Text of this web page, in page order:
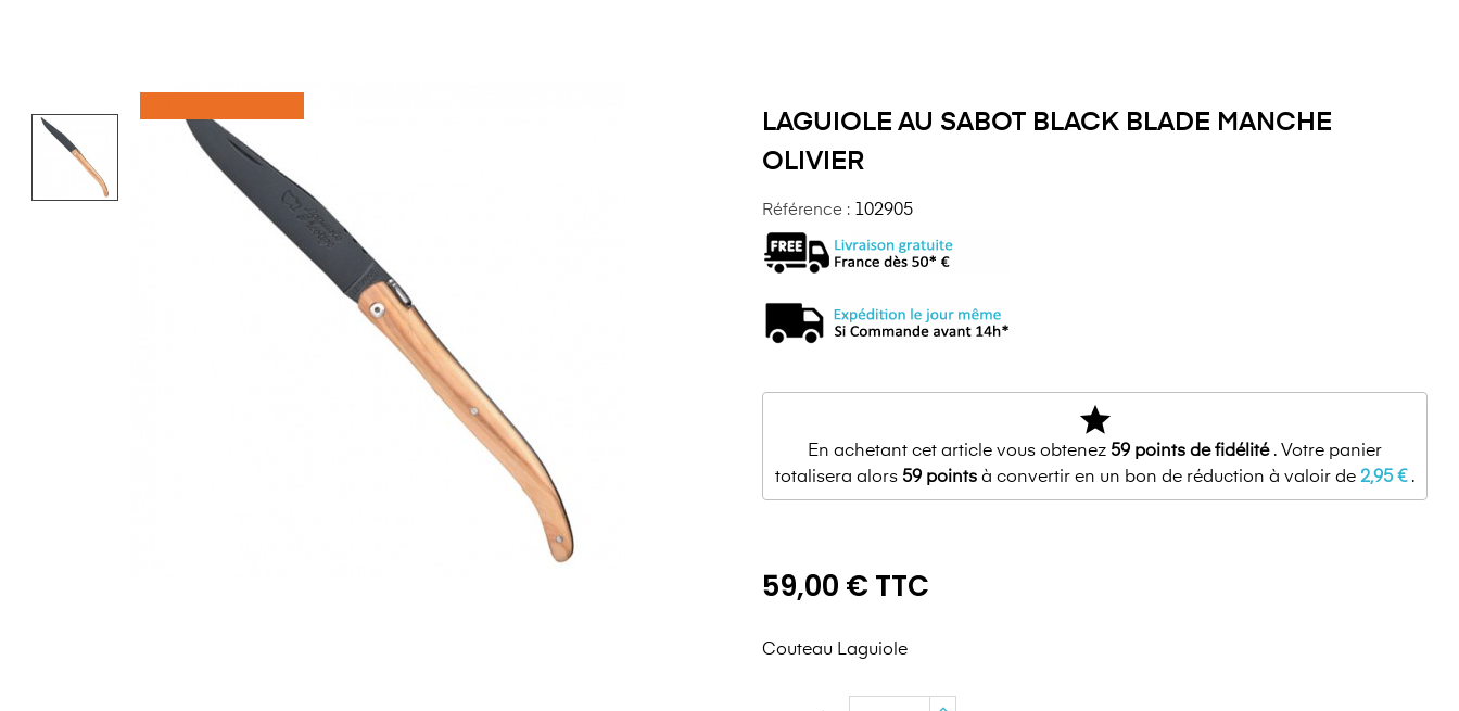
LAGUIOLE AU SABOT BLACK BLADE MANCHE
OLIVIER
Référence : 102905
star
En achetant cet article vous obtenez 59 points de fidélité. Votre panier
totalisera alors 59 points à convertir en un bon de réduction à valoir de 2,95 €.
59,00 € TTC
Couteau Laguiole